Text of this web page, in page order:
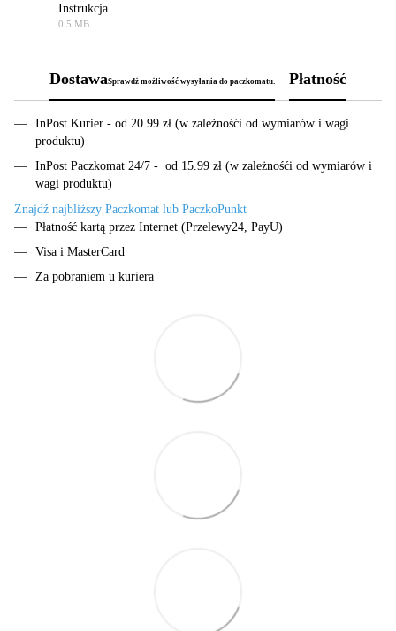
Instrukcja
0.5 MB
DostawaSprawdż możliwość wysyłania do paczkomatu. Płatność
InPost Kurier - od 20.99 zł (w zależnośći od wymiarów i wagi
produktu)
InPost Paczkomat 24/7 - od 15.99 zł (w zależnośći od wymiarów i
wagi produktu)
Znajdź najbliższy Paczkomat lub PaczkoPunkt
Płatność kartą przez Internet (Przelewy24, PayU)
Visa i MasterCard
Za pobraniem u kuriera